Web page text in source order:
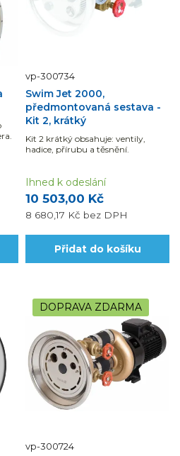
vp-300734
Swim Jet 2000,
předmontovaná sestava -
Kit 2, krátký
Kit 2 krátký obsahuje: ventily,
hadice, přírubu a těsnění.
10 503,00 Kč
8 680,17 Kč bez DPH
Ihned k odeslání
Přidat do košíku
DOPRAVA ZDARMA
vp-300724